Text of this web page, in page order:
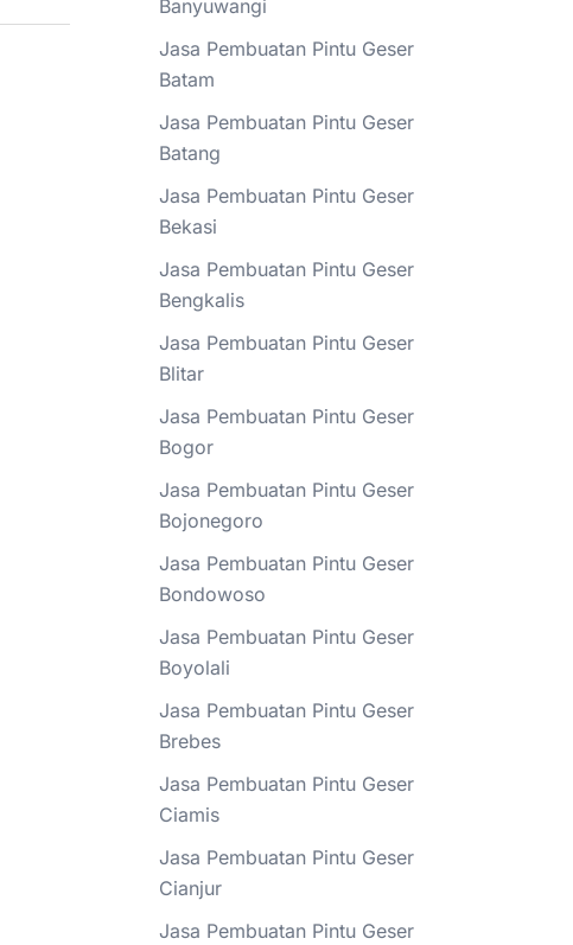
Banyuwangi
Jasa Pembuatan Pintu Geser
Batam
Jasa Pembuatan Pintu Geser
Batang
Jasa Pembuatan Pintu Geser
Bekasi
Jasa Pembuatan Pintu Geser
Bengkalis
Jasa Pembuatan Pintu Geser
Blitar
Jasa Pembuatan Pintu Geser
Bogor
Jasa Pembuatan Pintu Geser
Bojonegoro
Jasa Pembuatan Pintu Geser
Bondowoso
Jasa Pembuatan Pintu Geser
Boyolali
Jasa Pembuatan Pintu Geser
Brebes
Jasa Pembuatan Pintu Geser
Ciamis
Jasa Pembuatan Pintu Geser
Cianjur
Jasa Pembuatan Pintu Geser